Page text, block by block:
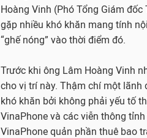
Hoàng Vinh (Phó Tổng Giám
gặp nhiều khó khăn mang tính
“ghế nóng” vào thời điểm đó.
Trước khi ông Lâm Hoàng Vinh
cho vị trí này. Thậm chí một lãnh
khó khăn bởi không phải yếu tố
VinaPhone và các viễn thông
VinaPhone quản phần thuê bao